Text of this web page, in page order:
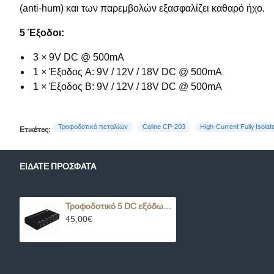
(anti-hum) και των παρεμβολών εξασφαλίζει καθαρό ήχο.
5 Έξοδοι:
3 × 9V DC @ 500mA
1 × Έξοδος A: 9V / 12V / 18V DC @ 500mA
1 × Έξοδος B: 9V / 12V / 18V DC @ 500mA
Ετικέτες: Τροφοδοτικό πεταλιών Caline CP-203 High-Current Fully
ΕΊΔΑΤΕ ΠΡΌΣΦΑΤΑ
Τροφοδοτικό 5 DC εξόδων Caline CP-203+ High-Current Fully Isolated Switchable Power Supply
45,00€